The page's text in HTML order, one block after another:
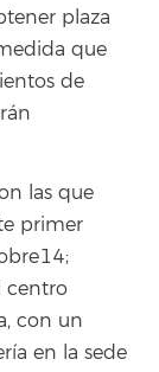
plaza
que
de
las que
primer
centro
con un
en la sede